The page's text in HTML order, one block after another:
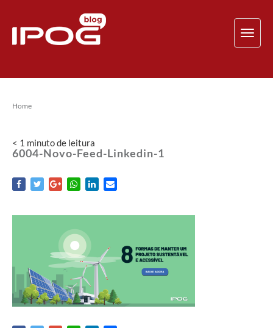
Home
< 1 minutode leitura
6004-Novo-Feed-Linkedin-1